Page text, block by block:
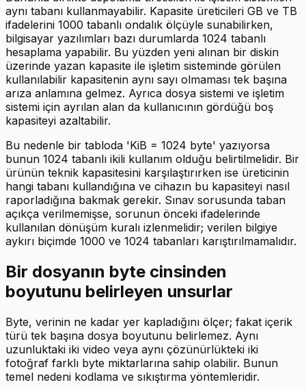
aynı tabanı kullanmayabilir. Kapasite üreticileri GB ve TB
ifadelerini 1000 tabanlı ondalık ölçüyle sunabilirken,
bilgisayar yazılımları bazı durumlarda 1024 tabanlı
hesaplama yapabilir. Bu yüzden yeni alınan bir diskin
üzerinde yazan kapasite ile işletim sisteminde görülen
kullanılabilir kapasitenin aynı sayı olmaması tek başına
arıza anlamına gelmez. Ayrıca dosya sistemi ve işletim
sistemi için ayrılan alan da kullanıcının gördüğü boş
kapasiteyi azaltabilir.
Bu nedenle bir tabloda 'KiB = 1024 byte' yazıyorsa
bunun 1024 tabanlı ikili kullanım olduğu belirtilmelidir. Bir
ürünün teknik kapasitesini karşılaştırırken ise üreticinin
hangi tabanı kullandığına ve cihazın bu kapasiteyi nasıl
raporladığına bakmak gerekir. Sınav sorusunda taban
açıkça verilmemişse, sorunun önceki ifadelerinde
kullanılan dönüşüm kuralı izlenmelidir; verilen bilgiye
aykırı biçimde 1000 ve 1024 tabanları karıştırılmamalıdır.
Bir dosyanın byte cinsinden
boyutunu belirleyen unsurlar
Byte, verinin ne kadar yer kapladığını ölçer; fakat içerik
türü tek başına dosya boyutunu belirlemez. Aynı
uzunluktaki iki video veya aynı çözünürlükteki iki
fotoğraf farklı byte miktarlarına sahip olabilir. Bunun
temel nedeni kodlama ve sıkıştırma yöntemleridir.